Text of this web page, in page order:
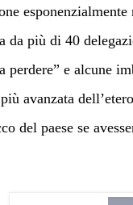
da più di 40
perdere” e alcune
avanzata
del paese se